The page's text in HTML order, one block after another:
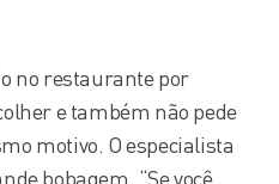
no restaurante por
e também não pede
motivo. O especialista
bobagem. “Se você